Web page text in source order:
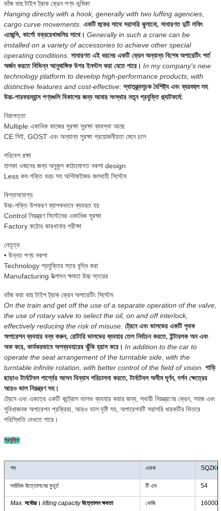
ভাঁজ বাহু টাইপ ট্রাক ক্রেন পণ্য ভূমিকা
Hanging directly with a hook, generally with two luffing agencies,
cargo curve movements. একটি হুকের সাথে সরাসরি ঝুলানো, সাধারণত দুটি লফিং
এজেন্সি, কার্গো বক্ররেখাগুলির সাথে। Generally in such a crane can be
installed on a variety of accessories to achieve other special
operating conditions. সাধারণত এই ধরনের একটি ক্রেন অন্যান্য বিশেষ অপারেটিং শর্ত
অর্জন করতে বিভিন্ন আনুষাঙ্গিক উপর ইনস্টল করা যেতে পারে। In my company's new
technology platform to develop high-performance products, with
distinctive features and cost-effective: স্বাতন্ত্র্যসূচক বৈশিষ্ট্য এবং ব্যয়বহুল সহ
উচ্চ-পারফরম্যান্স পণ্যগুলি বিকাশের জন্য আমার সংস্থার নতুন প্রযুক্তি প্ল্যাটফর্মে:
নিরাপত্তা
Multiple একাধিক কাজের সুরক্ষা সুরক্ষা ব্যবস্থা আছে
CE সিই, GOST এবং অন্যান্য সুরক্ষা প্রয়োজনীয়তা মেনে চলে
পরিবেশ রক্ষা
হালকা ওজনের জন্য অনুকূল কাঠামোগত নকশা design
Less কম শক্তি খরচ সহ অপ্টিমাইজড জলবাহী সিস্টেম
বিশ্বাসযোগ্য
উচ্চ-শক্তি উপকরণ ব্যাপকভাবে ব্যবহৃত হয়
Control নিয়ন্ত্রণ সিস্টেমের একাধিক সুরক্ষা
Factory কঠোর কারখানার পরীক্ষা
নেতৃত্ব
• উন্নত পণ্য নকশা
Technology প্রযুক্তির স্তর বৃদ্ধি করা
Manufacturing উত্পাদন ক্ষমতা উচ্চ স্তরের
ভাঁজ করা বাহু টাইপ ট্রাক ক্রেন অপারেটিং সিস্টেম
On the train and get off the use of a separate operation of the valve,
the use of rotary valve to select the oil, on and off interlock,
effectively reducing the risk of misuse. ট্রেনে এবং ভালভের একটি পৃথক
অপারেশন ব্যবহার বন্ধ করুন, রোটারি ভালভের ব্যবহার তেল নির্বাচন করতে, ইন্টারলক অন এবং
অফ করে, কার্যকরভাবে অপব্যবহারের ঝুঁকি হ্রাস করে। In addition to the car to
operate the seat arrangement of the turntable side, with the
turntable infinite rotation, with better control of the field of vision. গাড়ি
ছাড়াও টার্নটেবল পার্শ্বের আসন বিন্যাস পরিচালনা করতে, টার্নটেবল অসীম ঘূর্ণন, দর্শন ক্ষেত্রের
আরও ভাল নিয়ন্ত্রণ সহ।
ট্রেনে এবং একত্রে একটি কন্ট্রোল ভালভ ব্যবহার করার জন্য, স্থায়ী নিয়ন্ত্রণের ক্রেন, সহজ এবং
সুবিধাজনক অপারেশন প্রক্রিয়া, আরও ভাল দৃষ্টি সহ, অপারেশনটি সরাসরি ধারকটির ভিতরে
পরিস্থিতি দেখতে পারে।
প্রযুক্তি
পদ একক
সর্বাধিক উত্তোলনের মুহূর্ত টি এম 54
Max. সর্বোচ্চ। lifting capacity উত্তোলন ক্ষমতা কেজি 16000